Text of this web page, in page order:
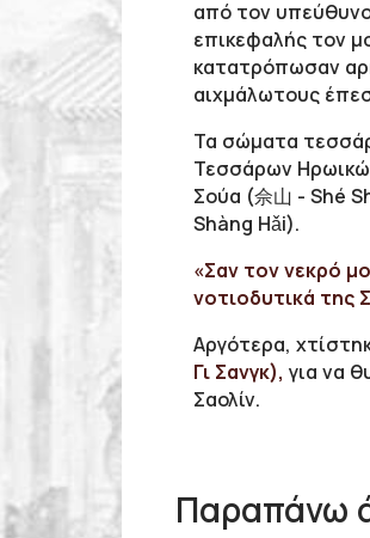
από τον
επικεφαλής τον
κατατρόπωσαν
αιχμάλωτους
Τα σώματα
Τεσσάρων
Σούα (佘山 - Shé
Shàng Hǎi).
«Σαν τον νεκρό
νοτιοδυτικά της
Αργότερα,
Γι Σανγκ), για να
Σαολίν.
Παραπάνω